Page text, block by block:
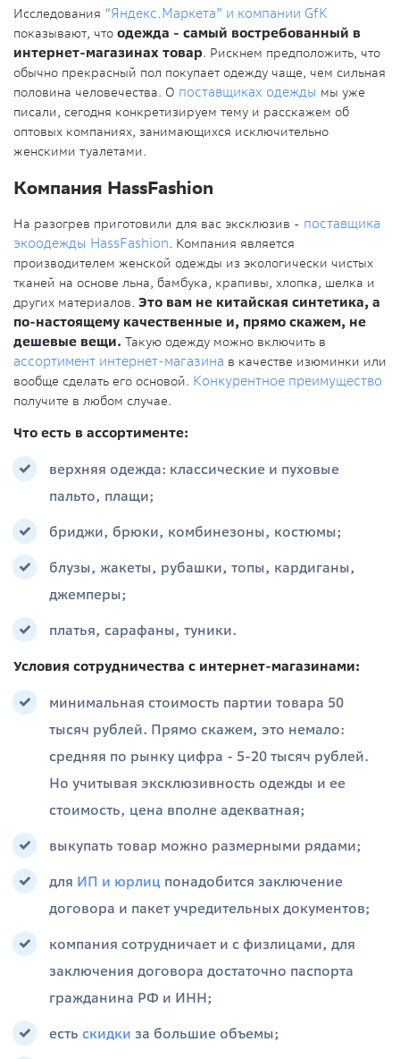
Исследования “Яндекс.Маркета” и компании GfK
показывают, что одежда - самый востребованный в
интернет-магазинах товар. Рискнем предположить, что
обычно прекрасный пол покупает одежду чаще, чем сильная
половина человечества. О поставщиках одежды мы уже
писали, сегодня конкретизируем тему и расскажем об
оптовых компаниях, занимающихся исключительно
женскими туалетами.
Компания HassFashion
На разогрев приготовили для вас эксклюзив - поставщика
экоодежды HassFashion. Компания является
производителем женской одежды из экологически чистых
тканей на основе льна, бамбука, крапивы, хлопка, шелка и
других материалов. Это вам не китайская синтетика, а
по-настоящему качественные и, прямо скажем, не
дешевые вещи. Такую одежду можно включить в
ассортимент интернет-магазина в качестве изюминки или
вообще сделать его основой. Конкурентное преимущество
получите в любом случае.
Что есть в ассортименте:
верхняя одежда: классические и пуховые
пальто, плащи;
бриджи, брюки, комбинезоны, костюмы;
блузы, жакеты, рубашки, топы, кардиганы,
джемперы;
платья, сарафаны, туники.
Условия сотрудничества с интернет-магазинами:
минимальная стоимость партии товара 50
тысяч рублей. Прямо скажем, это немало:
средняя по рынку цифра - 5-20 тысяч рублей.
Но учитывая эксклюзивность одежды и ее
стоимость, цена вполне адекватная;
выкупать товар можно размерными рядами;
для ИП и юрлиц понадобится заключение
договора и пакет учредительных документов;
компания сотрудничает и с физлицами, для
заключения договора достаточно паспорта
гражданина РФ и ИНН;
есть скидки за большие объемы;